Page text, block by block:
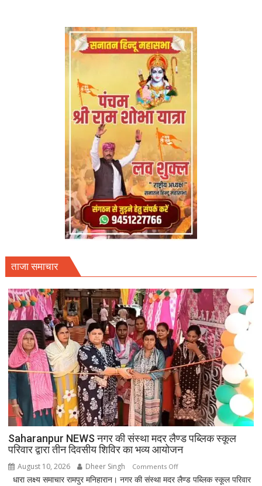
ताजा समाचार
Saharanpur NEWS नगर की संस्था मदर लैण्ड पब्लिक स्कूल
परिवार द्वारा तीन दिवसीय शिविर का भव्य आयोजन
August 10, 2026 Dheer Singh Comments Offon
Saharanpur
धारा लक्ष्य समाचार रामपुर मनिहारान। नगर की संस्था मदर लैण्ड पब्लिक स्कूल परिवार